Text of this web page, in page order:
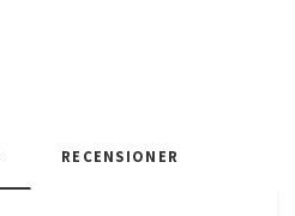
RECENSIONER